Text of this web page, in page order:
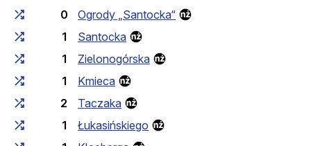
0
Ogrody „Santocka“
1
Santocka
1
Zielonogórska
1
Kmieca
2
Taczaka
1
Łukasińskiego